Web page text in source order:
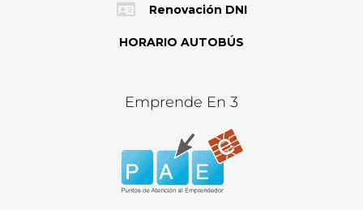
Renovación DNI
HORARIO AUTOBÚS
Emprende En 3